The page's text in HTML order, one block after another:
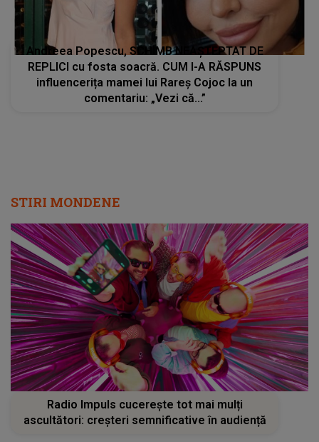
Andreea Popescu, SCHIMB NEAȘTEPTAT DE
REPLICI cu fosta soacră. CUM I-A RĂSPUNS
influencerița mamei lui Rareș Cojoc la un
comentariu: „Vezi că...”
STIRI MONDENE
Radio Impuls cucerește tot mai mulți
ascultători: creșteri semnificative în audiență